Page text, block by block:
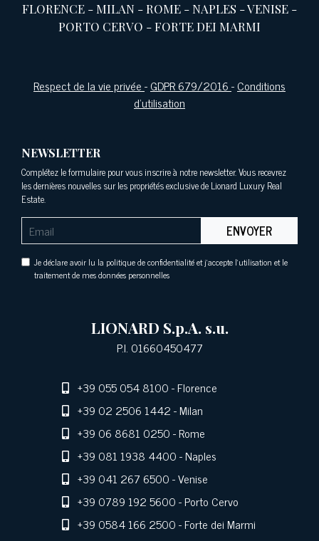
FLORENCE -MILAN -ROME -NAPLES -VENISE -
PORTO CERVO -FORTE DEI MARMI
Respect de la vie privée-GDPR 679/2016-Conditions
d'utilisation
NEWSLETTER
Complétez le formulaire pour vous inscrire à notre newsletter. Vous recevrez
les dernières nouvelles sur les propriétés exclusive de Lionard Luxury Real
Estate.
ENVOYER
Je déclare avoir lu la politique de confidentialité et j'accepte l'utilisation et le
traitement de mes données personnelles
LIONARD S.p.A. s.u.
P.I. 01660450477
+39 055 054 8100- Florence
+39 02 2506 1442- Milan
+39 06 8681 0250- Rome
+39 081 1938 4400- Naples
+39 041 267 6500- Venise
+39 0789 192 5600- Porto Cervo
+39 0584 166 2500- Forte dei Marmi